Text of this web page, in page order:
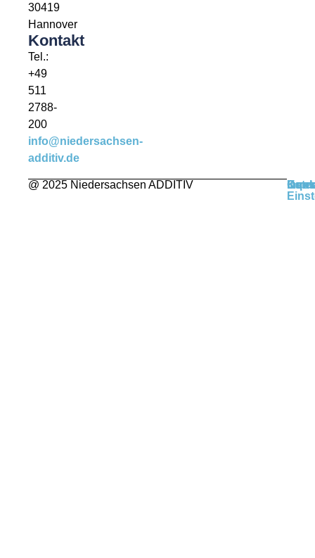
30419
Hannover
Kontakt
Tel.:
+49
511
2788-
200
info@niedersachsen-
additiv.de
@ 2025 Niedersachsen ADDITIV